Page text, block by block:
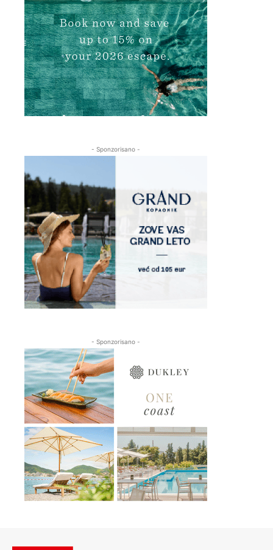
- Sponzorisano -
- Sponzorisano -